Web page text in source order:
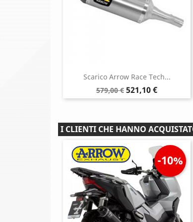
Scarico Arrow Race Tech...
Prezzo
base
579,00 € Prezzo
521,10 €
I CLIENTI CHE HANNO
-10%